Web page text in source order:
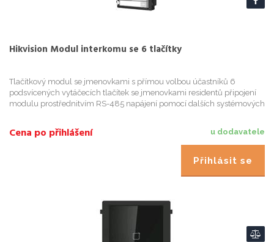
Hikvision Modul interkomu se 6 tlačítky
Tlačítkový modul se jmenovkami s přímou volbou účastníků 6
podsvícených vytáčecích tlačítek se jmenovkami residentů připojení
modulu prostřednitvím RS-485 napájení pomocí dalších systémových
u dodavatele
Cena po přihlášení
Přihlásit se